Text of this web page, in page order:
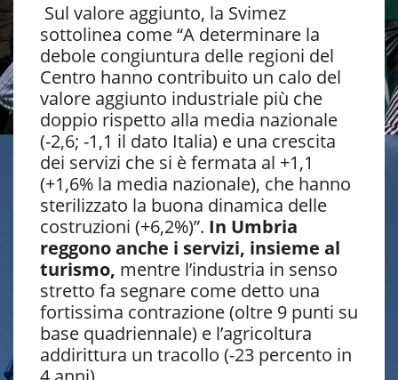
Sul valore aggiunto, la Svimez
sottolinea come “A determinare la
debole congiuntura delle regioni del
Centro hanno contribuito un calo del
valore aggiunto industriale più che
doppio rispetto alla media nazionale
(-2,6; -1,1 il dato Italia) e una crescita
dei servizi che si è fermata al +1,1
(+1,6% la media nazionale), che hanno
sterilizzato la buona dinamica delle
costruzioni (+6,2%)”. In Umbria
reggono anche i servizi, insieme al
turismo, mentre l’industria in senso
stretto fa segnare come detto una
fortissima contrazione (oltre 9 punti su
base quadriennale) e l’agricoltura
addirittura un tracollo (-23 percento in